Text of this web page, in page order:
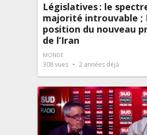
Législatives : le
majorité introuvable ;
position du nouveau
de l’Iran
MONDE
308vues 2 années déjà